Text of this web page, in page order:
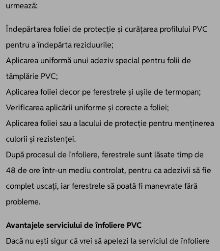
urmează:
Îndepărtarea foliei de protecție și curățarea profilului PVC
pentru a îndepărta reziduurile;
Aplicarea uniformă unui adeziv special pentru folii de
tâmplărie PVC;
Aplicarea foliei decor pe ferestrele și ușile de termopan;
Verificarea aplicării uniforme și corecte a foliei;
Aplicarea foliei sau a lacului de protecție pentru menținerea
culorii și rezistenței.
După procesul de înfoliere, ferestrele sunt lăsate timp de
48 de ore într-un mediu controlat, pentru ca adezivii să fie
complet uscați, iar ferestrele să poată fi manevrate fără
probleme.
Avantajele serviciului de înfoliere PVC
Dacă nu ești sigur că vrei să apelezi la serviciul de înfoliere